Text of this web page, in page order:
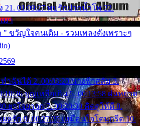
21. 01:09:27 พบรักปากน้ำโพ 22.
มา
ขวัญใจคนเดิม - รวมเพลงดังเพราะๆ
ทำฉันได้ 2. 00:03:20 นางฟ้าสลัม 3.
บุญเหลือเกิน 5. 00:13:58 ฝนหยาด
ยาใจยาจก 7. 00:20:30 คิดดูให้ดี 8.
ผลรัก 9. 00:27:35 เหมือนใจโดนกรีด 10.